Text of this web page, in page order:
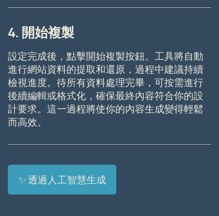
4. 開始複製
設定完成後，點擊開始複製按鈕。工具將自動
進行網站資料的提取和還原，過程中建議持續
檢視進度。待所有資料處理完畢，可按需進行
後續編輯或格式化，確保最終內容符合你的設
計要求。這一過程將使你的內容生成變得輕鬆
而高效。
✨ 透過人工智慧生成